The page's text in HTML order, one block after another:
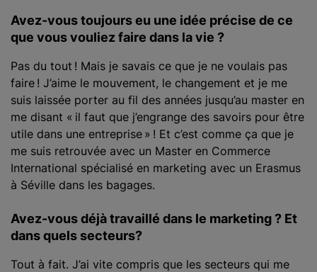
Avez-vous toujours eu une idée précise de ce
que vous vouliez faire dans la vie ?
Pas du tout ! Mais je savais ce que je ne voulais pas
faire ! J’aime le mouvement, le changement et je me
suis laissée porter au fil des années jusqu’au master en
me disant « il faut que j’engrange des savoirs pour être
utile dans une entreprise » ! Et c’est comme ça que je
me suis retrouvée avec un Master en Commerce
International spécialisé en marketing avec un Erasmus
à Séville dans les bagages.
Avez-vous déjà travaillé dans le marketing ? Et
dans quels secteurs?
Tout à fait. J’ai vite compris que les secteurs qui me